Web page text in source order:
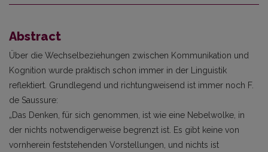
Abstract
Über die Wechselbeziehungen zwischen Kommunikation und
Kognition wurde praktisch schon immer in der Linguistik
reflektiert. Grundlegend und richtungweisend ist immer noch F.
de Saussure:
„Das Denken, für sich genommen, ist wie eine Nebelwolke, in
der nichts notwendigerweise begrenzt ist. Es gibt keine von
vornherein feststehenden Vorstellungen, und nichts ist